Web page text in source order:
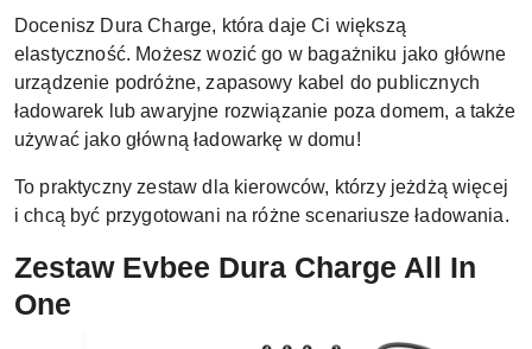
Docenisz Dura Charge, która daje Ci większą
elastyczność. Możesz wozić go w bagażniku jako główne
urządzenie podróżne, zapasowy kabel do publicznych
ładowarek lub awaryjne rozwiązanie poza domem, a także
używać jako główną ładowarkę w domu!
To praktyczny zestaw dla kierowców, którzy jeżdżą więcej
i chcą być przygotowani na różne scenariusze ładowania.
Zestaw Evbee Dura Charge All In
One